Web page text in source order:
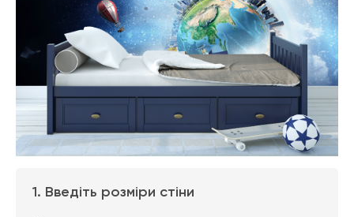
1. Введіть розміри стіни